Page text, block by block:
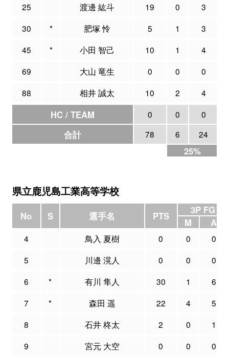
25
渡邊 紘斗 19 0
3
30
* 肥塚 怜 5 1
3
45
* 小田 智己 10 1
4
69
大山 竜生 0 0
0
88
相井 誠太 10 2 4
HC / TEAM 0 0 0
合計 78 6 24
25%
県立鹿児島工業高等学校
No S 選手名 PTS
3P FG
M
A
4 鳥入 夏樹 0 0
0
5
川邊 滉人 0 0
0
6
* 有川 隼人 30 1
6
7
* 森田 遥 22 4
5
8
石井 柊太 2 0
1
9
宮元 大空 0 0 0